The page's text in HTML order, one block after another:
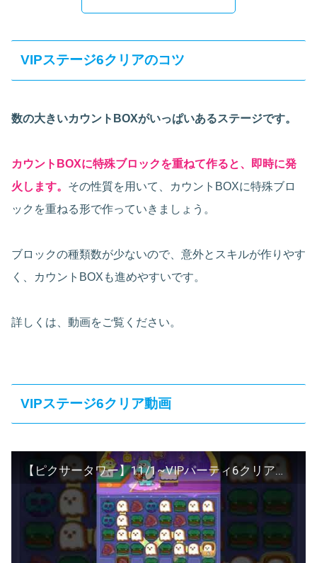
VIPステージ6クリアのコツ
数の大きいカウントBOXがいっぱいあるステージです。
カウントBOXに特殊ブロックを重ねて作ると、即時に発
火します。 その性質を用いて、カウントBOXに特殊ブロ
ックを重ねる形で作っていきましょう。
ブロックの種類数が少ないので、意外とスキルが作りやす
く、カウントBOXも進めやすいです。
詳しくは、動画をご覧ください。
VIPステージ6クリア動画
【ピクサータワー】11/1~VIPパーティ6クリアのコツと攻略方法【デラクルス】